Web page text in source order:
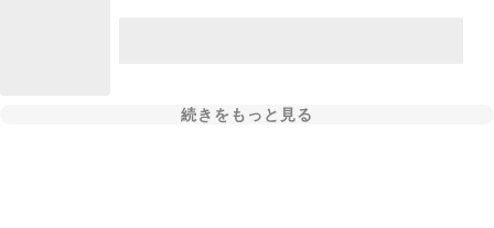
続きをもっと見る